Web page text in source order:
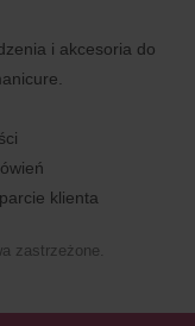
i akcesoria do
klienta
zastrzeżone.